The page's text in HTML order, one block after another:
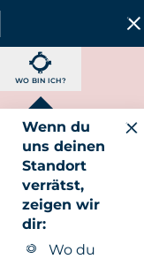
WO BIN ICH?
Wenn du
uns deinen
Standort
verrätst,
zeigen wir
dir:
Wo du